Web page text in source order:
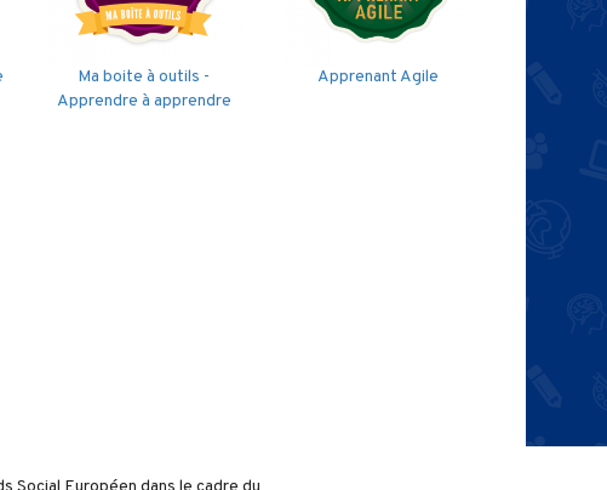
Ma boite à outils -
Apprendre à apprendre
Apprenant Agile